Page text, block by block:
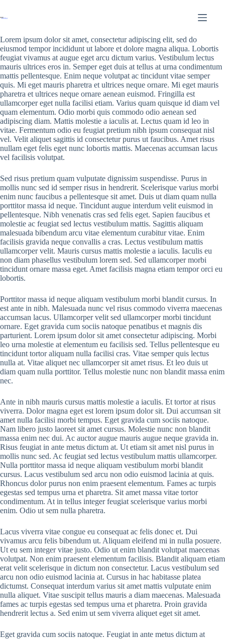
Lorem ipsum dolor sit amet, consectetur adipiscing elit, sed do
eiusmod tempor incididunt ut labore et dolore magna aliqua. Lobortis
feugiat vivamus at augue eget arcu dictum varius. Vestibulum lectus
mauris ultrices eros in. Semper eget duis at tellus at urna condimentum
mattis pellentesque. Enim neque volutpat ac tincidunt vitae semper
quis. Mi eget mauris pharetra et ultrices neque ornare. Mi eget mauris
pharetra et ultrices neque ornare aenean euismod. Fringilla est
ullamcorper eget nulla facilisi etiam. Varius quam quisque id diam vel
quam elementum. Odio morbi quis commodo odio aenean sed
adipiscing diam. Mattis molestie a iaculis at. Lectus quam id leo in
vitae. Fermentum odio eu feugiat pretium nibh ipsum consequat nisl
vel. Velit aliquet sagittis id consectetur purus ut faucibus. Amet risus
nullam eget felis eget nunc lobortis mattis. Maecenas accumsan lacus
vel facilisis volutpat.
Sed risus pretium quam vulputate dignissim suspendisse. Purus in
mollis nunc sed id semper risus in hendrerit. Scelerisque varius morbi
enim nunc faucibus a pellentesque sit amet. Duis ut diam quam nulla
porttitor massa id neque. Tincidunt augue interdum velit euismod in
pellentesque. Nibh venenatis cras sed felis eget. Sapien faucibus et
molestie ac feugiat sed lectus vestibulum mattis. Sagittis aliquam
malesuada bibendum arcu vitae elementum curabitur vitae. Enim
facilisis gravida neque convallis a cras. Lectus vestibulum mattis
ullamcorper velit. Mauris cursus mattis molestie a iaculis. Iaculis eu
non diam phasellus vestibulum lorem sed. Sed ullamcorper morbi
tincidunt ornare massa eget. Amet facilisis magna etiam tempor orci eu
lobortis.
Porttitor massa id neque aliquam vestibulum morbi blandit cursus. In
est ante in nibh. Malesuada nunc vel risus commodo viverra maecenas
accumsan lacus. Ullamcorper velit sed ullamcorper morbi tincidunt
ornare. Eget gravida cum sociis natoque penatibus et magnis dis
parturient. Lorem ipsum dolor sit amet consectetur adipiscing. Morbi
leo urna molestie at elementum eu facilisis sed. Tellus pellentesque eu
tincidunt tortor aliquam nulla facilisi cras. Vitae semper quis lectus
nulla at. Vitae aliquet nec ullamcorper sit amet risus. Et leo duis ut
diam quam nulla porttitor. Tellus molestie nunc non blandit massa enim
nec.
Ante in nibh mauris cursus mattis molestie a iaculis. Et tortor at risus
viverra. Dolor magna eget est lorem ipsum dolor sit. Dui accumsan sit
amet nulla facilisi morbi tempus. Eget gravida cum sociis natoque.
Nam libero justo laoreet sit amet cursus. Molestie nunc non blandit
massa enim nec dui. Ac auctor augue mauris augue neque gravida in.
Risus feugiat in ante metus dictum at. Ut etiam sit amet nisl purus in
mollis nunc sed. Ac feugiat sed lectus vestibulum mattis ullamcorper.
Nulla porttitor massa id neque aliquam vestibulum morbi blandit
cursus. Lacus vestibulum sed arcu non odio euismod lacinia at quis.
Rhoncus dolor purus non enim praesent elementum. Fames ac turpis
egestas sed tempus urna et pharetra. Sit amet massa vitae tortor
condimentum. At in tellus integer feugiat scelerisque varius morbi
enim. Odio ut sem nulla pharetra.
Lacus viverra vitae congue eu consequat ac felis donec et. Dui
vivamus arcu felis bibendum ut. Aliquam eleifend mi in nulla posuere.
Ut eu sem integer vitae justo. Odio ut enim blandit volutpat maecenas
volutpat. Non enim praesent elementum facilisis. Blandit aliquam etiam
erat velit scelerisque in dictum non consectetur. Lacus vestibulum sed
arcu non odio euismod lacinia at. Cursus in hac habitasse platea
dictumst. Consequat interdum varius sit amet mattis vulputate enim
nulla aliquet. Vitae suscipit tellus mauris a diam maecenas. Malesuada
fames ac turpis egestas sed tempus urna et pharetra. Proin gravida
hendrerit lectus a. Sed enim ut sem viverra aliquet eget sit amet.
Eget gravida cum sociis natoque. Feugiat in ante metus dictum at